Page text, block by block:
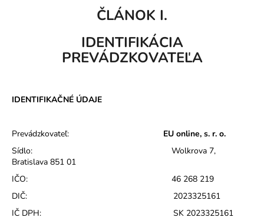
ČLÁNOK I.
IDENTIFIKÁCIA
PREVÁDZKOVATEĽA
IDENTIFIKAČNÉ ÚDAJE
Prevádzkovateľ:
EU online, s. r. o.
Sídlo:
Wolkrova 7,
Bratislava 851 01
IČO:
46 268 219
DIČ: 2023325161
IČ DPH: SK 2023325161
e